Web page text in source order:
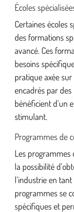
Écoles
Certaines écoles
des formations
avancé. Ces
besoins
pratique axée
encadrés par
bénéficient d’un
stimulant.
Programmes de
Les
la possibilité
l’industrie en
programmes se
spécifiques et